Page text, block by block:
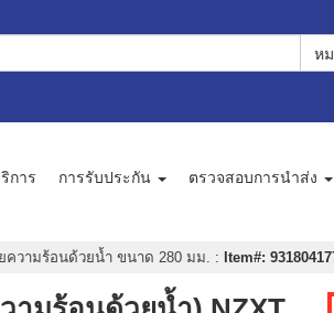
ห
การ การรับประกัน ตรวจสอบการนำส่ง
ความร้อนด้วยน้ำ ขนาด 280 มม. : Item#: